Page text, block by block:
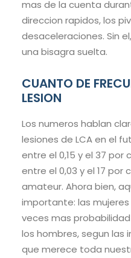
mas de la cuenta
direccion rapidos, los
desaceleraciones. Sin
una bisagra suelta.
CUANTO DE
LESION
Los numeros hablan
lesiones de LCA en el
entre el 0,15 y el 37 por
entre el 0,03 y el 17 por
amateur. Ahora bien,
importante: las
veces mas
los hombres, segun las
que merece toda